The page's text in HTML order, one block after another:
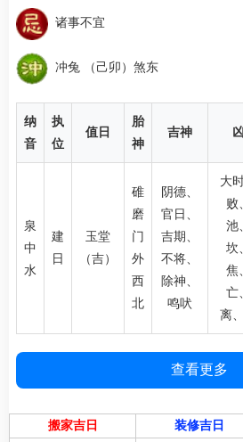
诸事不宜
冲兔 （己卯）煞东
纳
音
执
位
值日
胎
神
吉神
泉
中
水
建
日
玉堂
（吉）
碓
磨
门
外
西
北
阴德、
官日、
吉期、
不将、
除神、
鸣吠
大
败
池
坎
焦
亡
离
查看更多
搬家吉日 装修吉日